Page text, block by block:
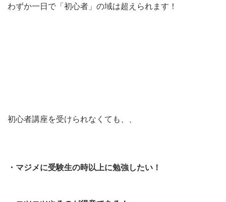
わずか一日で「初心者」の域は超えられます！
初心者講座を受けられなくても、、
・マジメに受験生の時以上に勉強したい！